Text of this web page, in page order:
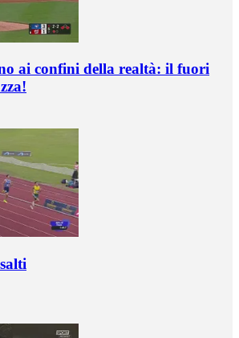
ai confini della realtà: il fuori